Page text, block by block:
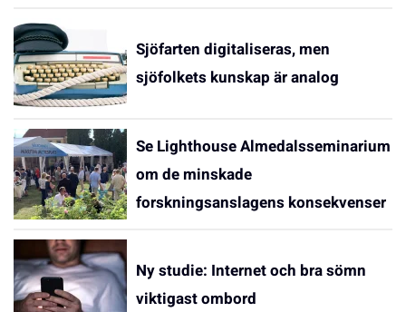
Sjöfarten digitaliseras, men
sjöfolkets kunskap är analog
Se Lighthouse Almedalsseminarium
om de minskade
forskningsanslagens konsekvenser
Ny studie: Internet och bra sömn
viktigast ombord